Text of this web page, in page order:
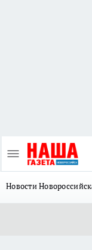
Новости